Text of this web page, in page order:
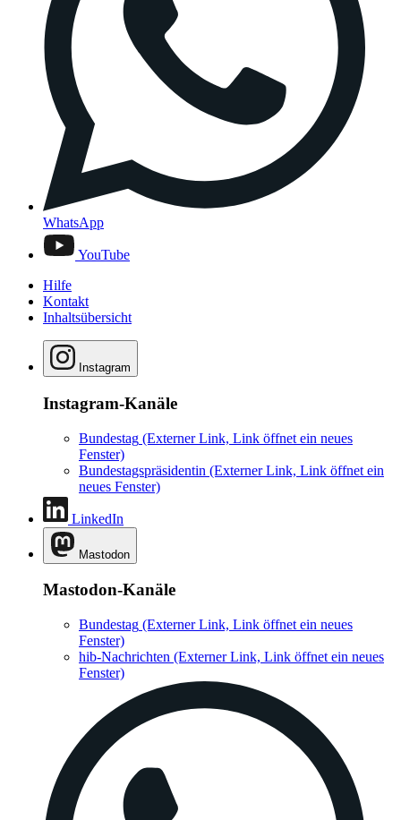
WhatsApp
YouTube
Hilfe
Kontakt
Inhaltsübersicht
Instagram
Instagram-Kanäle
Bundestag (Externer Link, Link öffnet ein neues
Fenster)
Bundestagspräsidentin (Externer Link, Link öffnet ein
neues Fenster)
LinkedIn
Mastodon
Mastodon-Kanäle
Bundestag (Externer Link, Link öffnet ein neues
Fenster)
hib-Nachrichten (Externer Link, Link öffnet ein neues
Fenster)